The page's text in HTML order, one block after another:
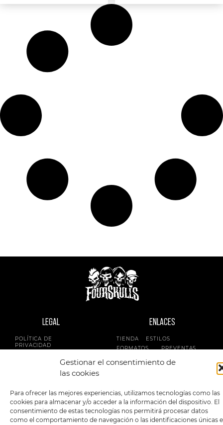
Gestionar el consentimiento de
las cookies
Para ofrecer las mejores experiencias, utilizamos tecnologías como las
cookies para almacenar y/o acceder a la información del dispositivo. El
consentimiento de estas tecnologías nos permitirá procesar datos
como el comportamiento de navegación o las identificaciones únicas
LEGAL
POLÍTICA DE
PRIVACIDAD
ENLACES
TIENDA
ESTILOS
FORMATOS
PREVENTAS
SIGUENOS EN: METODOS DE PAGO: